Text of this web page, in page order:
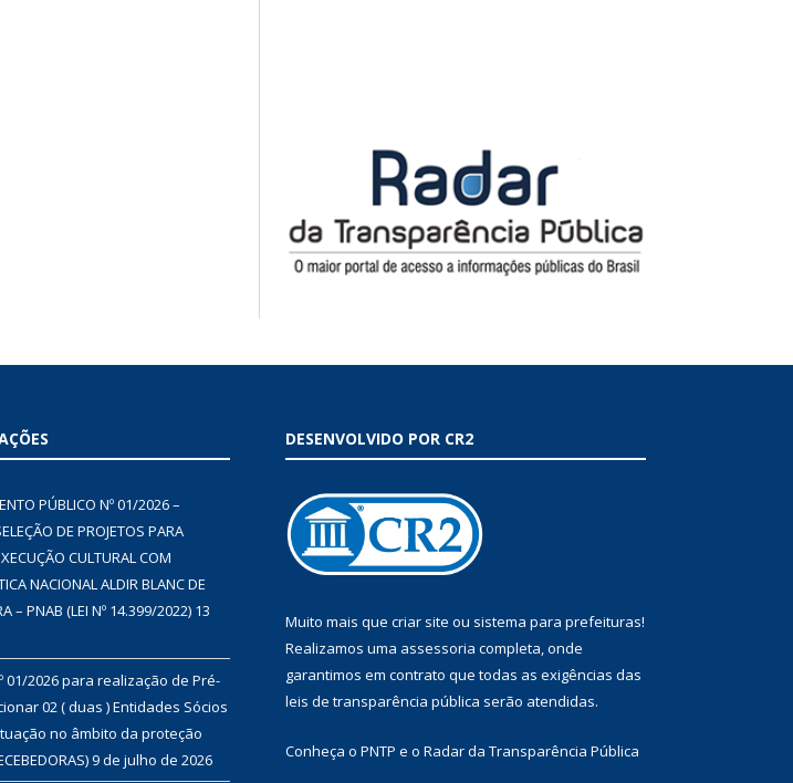
PÚBLICO Nº 01/2026 –
DE PROJETOS PARA
CULTURAL COM
NACIONAL ALDIR BLANC DE
– PNAB (LEI Nº 14.399/2022) 13
01/2026 para realização de Pré-
02 ( duas ) Entidades Sócios
no âmbito da proteção
9 de julho de 2026
DESENVOLVIDO POR CR2
Muito mais que criar site ou sistema para prefeituras!
Realizamos uma assessoria completa, onde
garantimos em contrato que todas as exigências das
leis de transparência pública serão atendidas.
Conheça o PNTP e o Radar da Transparência Pública